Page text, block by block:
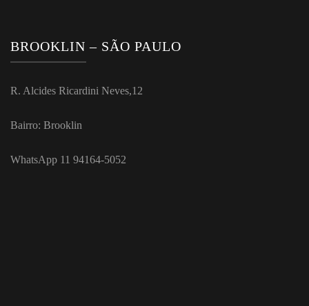
BROOKLIN – SÃO PAULO
R. Alcides Ricardini Neves,12
Bairro: Brooklin
WhatsApp 11 94164-5052